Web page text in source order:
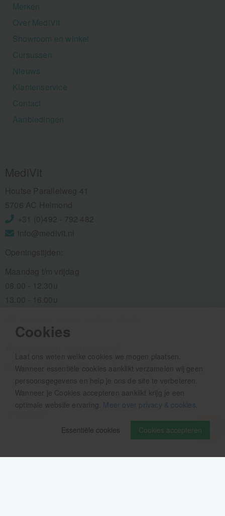
Cookies
Laat ons weten welke cookies we mogen plaatsen.
Wanneer essentiële cookies aanklikt verzamelen wij geen
persoonsgegevens en help je ons de site te verbeteren.
Wanneer je Cookies accepteren aanklikt krijg je een
optimale website ervaring. Meer over privacy & cookies
Cookies accepteren
Essentiële cookies
Merken
Over MediVit
Showroom en winkel
Cursussen
Nieuws
Klantenservice
Contact
Aanbiedingen
Als eerste op de hoogte zijn van het laatste nieuws:
Volg ons op